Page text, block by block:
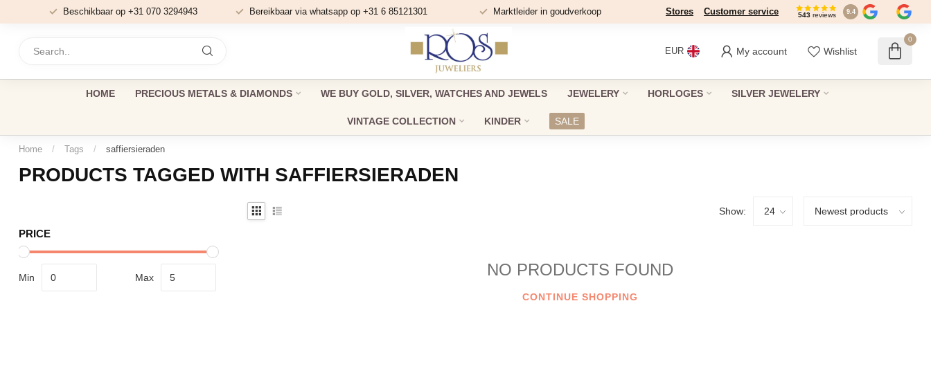
Beschikbaar op +31 070 3294943 Bereikbaar via whatsapp op +31 6 85121301 Marktleider in goudverkoop Dé winkel in Den Haag sinds 1946
Stores Customer service 543 reviews 9.4
EUR My account Wishlist
0
HOME PRECIOUS METALS & DIAMONDS WE BUY GOLD, SILVER, WATCHES AND JEWELS JEWELERY HORLOGES SILVER JEWELERY
VINTAGE COLLECTION KINDER SALE
Home / Tags / saffiersieraden
PRODUCTS TAGGED WITH SAFFIERSIERADEN
PRICE
Min Max
Show:
NO PRODUCTS FOUND
CONTINUE SHOPPING